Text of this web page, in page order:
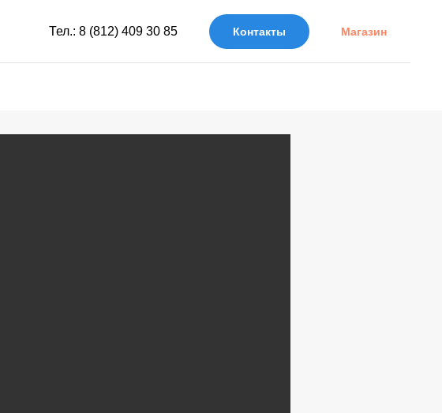
Тел.: 8 (812) 409 30 85 Контакты Магазин